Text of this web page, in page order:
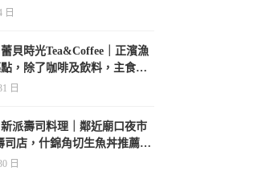
日
貝時光Tea&Coffee｜正濱漁
，除了咖啡及飲料，主食也
日
派壽司料理｜鄰近廟口夜市
司店，什錦角切生魚丼推薦必
日